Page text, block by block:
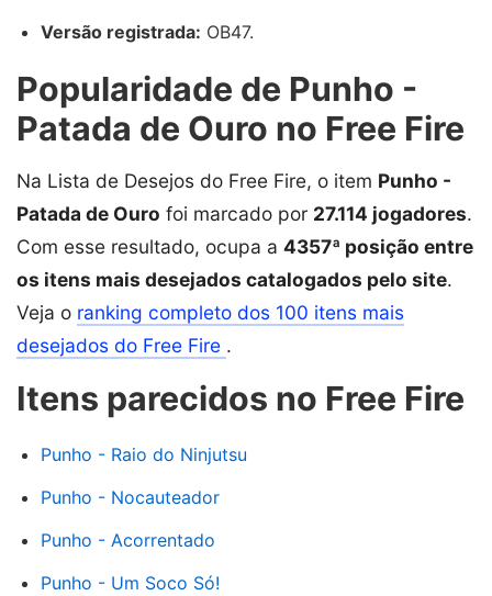
Versão registrada: OB47.
Popularidade de Punho -
Patada de Ouro no Free Fire
Na Lista de Desejos do Free Fire, o item Punho -
Patada de Ouro foi marcado por 27.114 jogadores.
Com esse resultado, ocupa a 4357ª posição entre
os itens mais desejados catalogados pelo site.
Veja o ranking completo dos 100 itens mais
desejados do Free Fire .
Itens parecidos no Free Fire
Punho - Raio do Ninjutsu
Punho - Nocauteador
Punho - Acorrentado
Punho - Um Soco Só!